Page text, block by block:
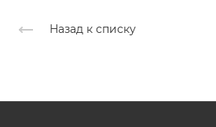
Назад к списку